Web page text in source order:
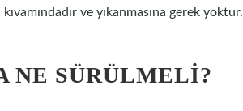
ve yıkanmasına gerek yoktur.
NE SÜRÜLMELI?